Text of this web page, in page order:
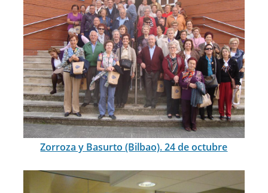
Zorroza y Basurto (Bilbao). 24 de octubre